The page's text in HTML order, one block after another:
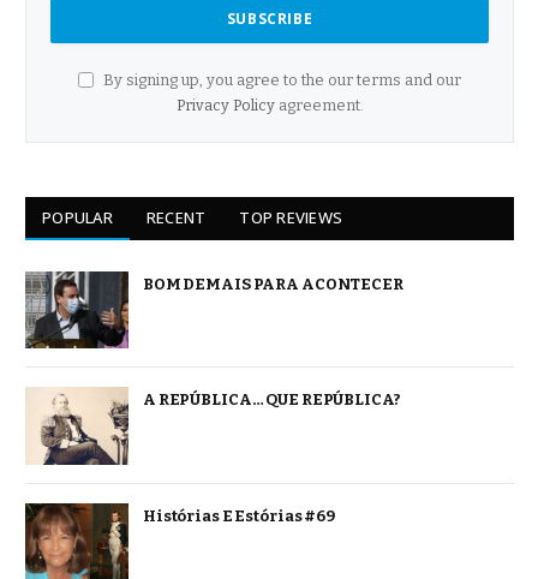
By signing up, you agree to the our terms and our
Privacy Policyagreement.
POPULAR RECENT TOP REVIEWS
BOM DEMAIS PARA ACONTECER
A REPÚBLICA… QUE REPÚBLICA?
Histórias E Estórias #69